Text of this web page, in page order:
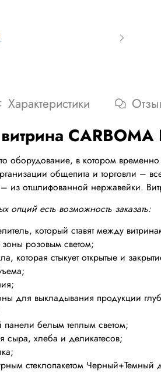
Характеристики
оборудование, в котором
общепита и торговли –
– из отшлифованной нержавейки.
опций есть возможность заказать:
который ставят между
розовым светом;
которая стыкует открытые и
для выкладывания продукции
белым теплым светом;
сыра, хлеба и деликатесов;
стеклопакетом